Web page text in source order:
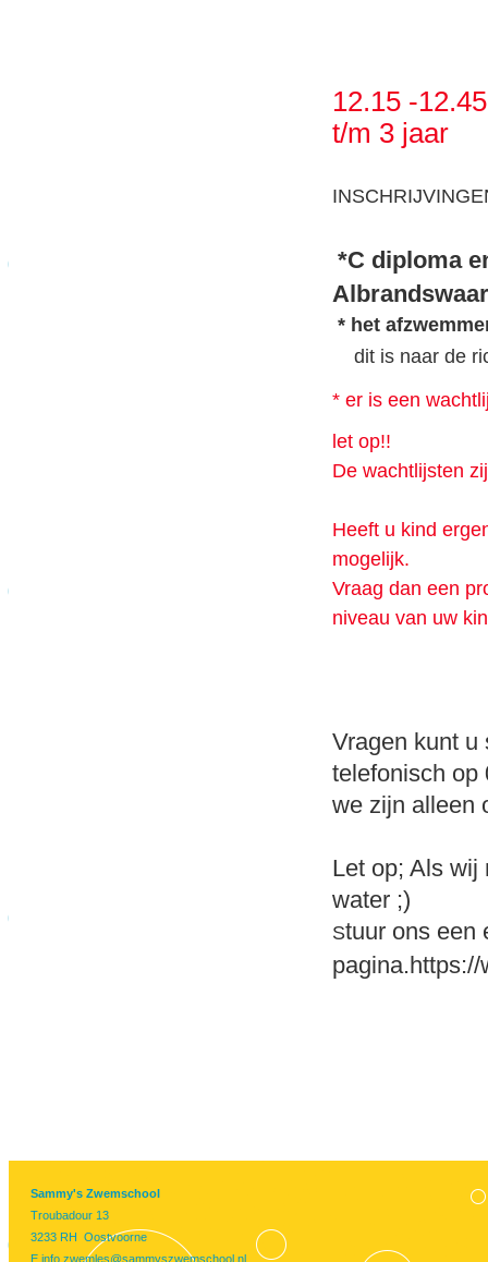
12.15 -
t/m 3 jaar
*C diploma
* het
dit is naar de
* er is een
let op!!
De wachtlijsten
Heeft u kind
mogelijk.
Vraag dan een
niveau van uw
Vragen kunt
telefonisch
we zijn alleen
Let op; Als wij
water ;)
Stuur ons een
Sammy's Zwemschool
Troubadour 13
3233 RH Oostvoorne
E info.zwemles@sammyszwemschool.nl